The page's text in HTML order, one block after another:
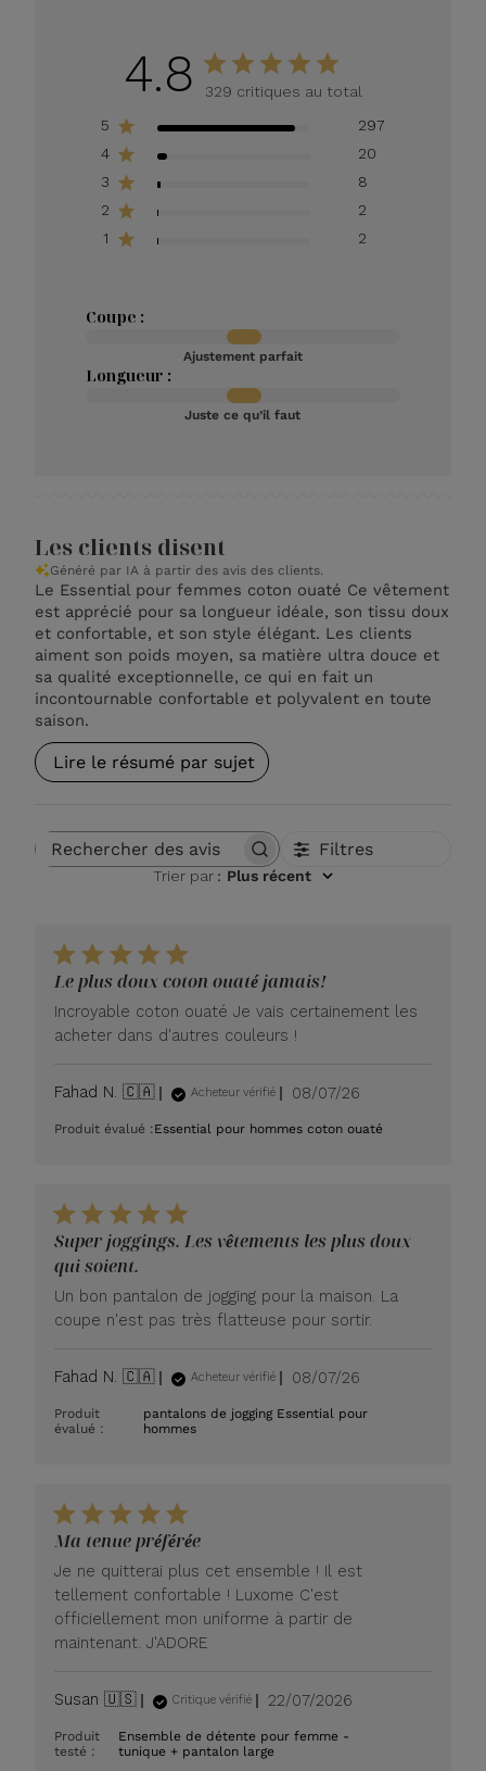
4.8
329 critiques au total
5
297
4
20
3
8
2
2
1
2
Coupe :
Ajustement parfait
Longueur :
Juste ce qu’il faut
Les clients disent
Généré par IA à partir des avis des clients.
Le Essential pour femmes coton ouaté Ce vêtement
est apprécié pour sa longueur idéale, son tissu doux
et confortable, et son style élégant. Les clients
aiment son poids moyen, sa matière ultra douce et
sa qualité exceptionnelle, ce qui en fait un
incontournable confortable et polyvalent en toute
saison.
Lire le résumé par sujet
Rechercher des avis Filtres
Trier par : Plus récent
Le plus doux coton ouaté jamais!
Incroyable coton ouaté Je vais certainement les
acheter dans d'autres couleurs !
Fahad N. 🇨🇦 Acheteur vérifié
Date
publication
08/07/26
Produit évalué :Essential pour hommes coton ouaté
Super joggings. Les vêtements les plus doux
qui soient.
Un bon pantalon de jogging pour la maison. La
coupe n'est pas très flatteuse pour sortir.
Fahad N. 🇨🇦 Acheteur vérifié
Date
publication
08/07/26
Produit
évalué :
pantalons de jogging Essential pour
hommes
Ma tenue préférée
Je ne quitterai plus cet ensemble ! Il est
tellement confortable ! Luxome C'est
officiellement mon uniforme à partir de
maintenant. J'ADORE
Susan 🇺🇸 Critique vérifié
Date
publication
22/07/2026
Produit
testé :
Ensemble de détente pour femme -
tunique + pantalon large